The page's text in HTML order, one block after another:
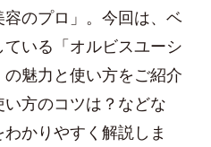
のプロ」。今回は、ベ
いる「オルビスユーシ
魅力と使い方をご紹介
方のコツは？などな
かりやすく解説しま